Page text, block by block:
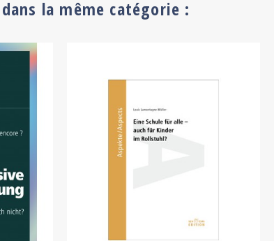
la même catégorie :